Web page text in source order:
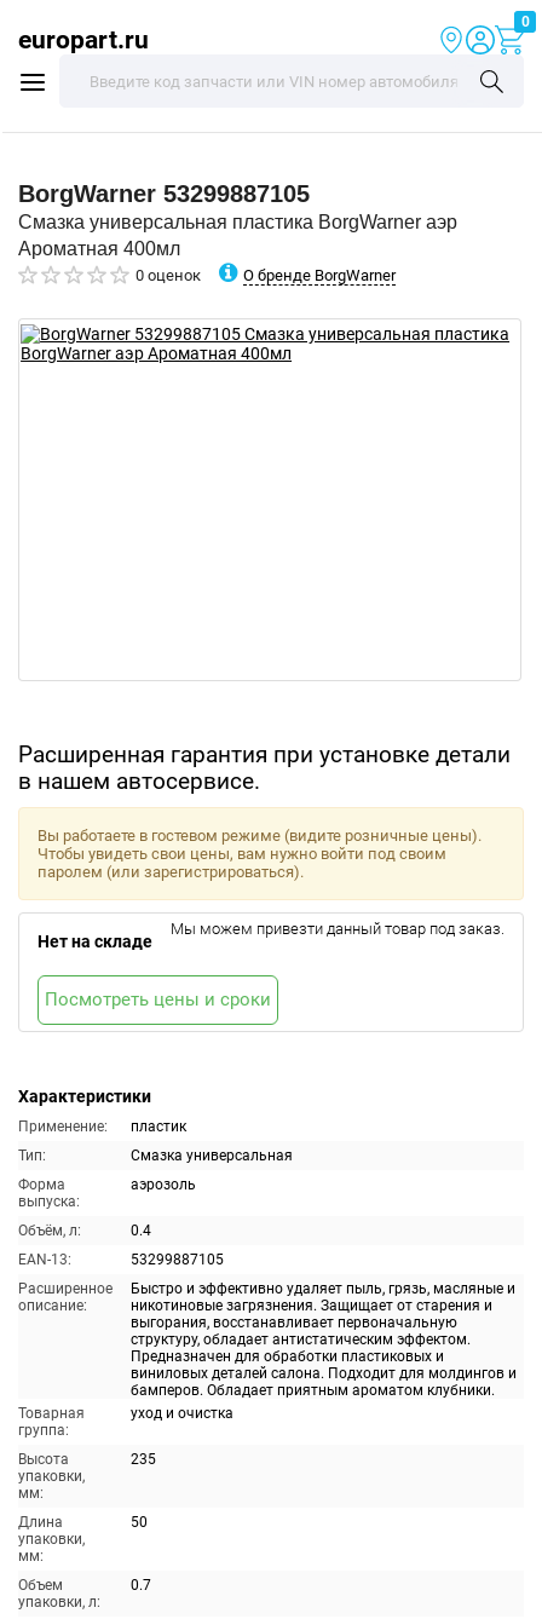
europart.ru
0
BorgWarner 53299887105
Смазка универсальная пластика BorgWarner аэр
Ароматная 400мл
0 оценок О бренде BorgWarner
Расширенная гарантия при установке детали
в нашем автосервисе.
Характеристики
Применение:
пластик
Тип:
Смазка универсальная
Форма
выпуска:
аэрозоль
Объём, л:
0.4
EAN-13:
53299887105
Расширенное
описание:
Быстро и эффективно удаляет пыль, грязь, масляные и
никотиновые загрязнения. Защищает от старения и
выгорания, восстанавливает первоначальную
структуру, обладает антистатическим эффектом.
Предназначен для обработки пластиковых и
виниловых деталей салона. Подходит для молдингов и
бамперов. Обладает приятным ароматом клубники.
Товарная
группа:
уход и очистка
Высота
упаковки,
мм:
235
Длина
упаковки,
мм:
50
Объем
упаковки, л:
0.7
Вы работаете в гостевом режиме (видите розничные цены).
Чтобы увидеть свои цены, вам нужно войти под своим
паролем (или зарегистрироваться).
Нет на складе
Мы можем привезти данный товар под заказ.
Посмотреть цены и сроки